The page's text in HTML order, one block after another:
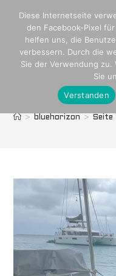
springen
bluehorizon
> bluehorizon > Seite
Diese Internetseite
den Facebook-Pixel
helfen uns, die
verbessern. Durch die
Sie der Verwendung
Sie
Verstanden